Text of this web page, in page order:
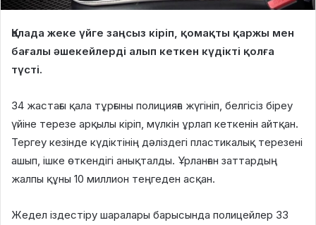
Қалада жеке үйге заңсыз кіріп, қомақты қаржы мен
бағалы әшекейлерді алып кеткен күдікті қолға
түсті.
34 жастағы қала тұрғыны полицияға жүгініп, белгісіз біреу
үйіне терезе арқылы кіріп, мүлкін ұрлап кеткенін айтқан.
Тергеу кезінде күдіктінің дәліздегі пластикалық терезені
ашып, ішке өткендігі анықталды. Ұрланған заттардың
жалпы құны 10 миллион теңгеден асқан.
Жедел іздестіру шаралары барысында полицейлер 33